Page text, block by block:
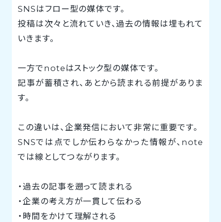
SNSはフロー型の媒体です。
投稿は次々と流れていき、過去の情報は埋もれて
いきます。
一方でnoteはストック型の媒体です。
記事が蓄積され、あとから読まれる前提がありま
す。
この違いは、企業発信において非常に重要です。
SNSでは点でしか伝わらなかった情報が、note
では線としてつながります。
・過去の記事を遡って読まれる
・企業の考え方が一貫して伝わる
・時間をかけて理解される